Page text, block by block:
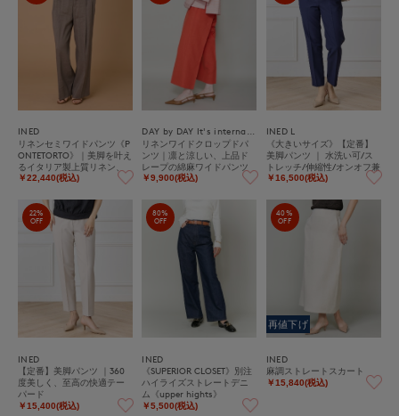
INED
リネンセミワイドパンツ《P
ONTETORTO》｜美脚を叶え
るイタリア製上質リネン、
大人の万能ストレッチワイ
￥22,440(税込)
リネンワイドクロップドパ
ンツ｜凛と涼しい、上品ド
レープの綿麻ワイドパンツ
￥9,900(税込)
INED L
《大きいサイズ》【定番】
美脚パンツ ｜ 水洗い可/ス
トレッチ/伸縮性/オンオフ兼
用/汎用性
￥16,500(税込)
22%
OFF
INED
【定番】美脚パンツ ｜360
度美しく、至高の快適テー
パード
￥15,400(税込)
80%
OFF
INED
《SUPERIOR CLOSET》別注
ハイライズストレートデニ
ム《upper hights》
￥5,500(税込)
40%
OFF
再値下げ
INED
麻調ストレートスカート
￥15,840(税込)